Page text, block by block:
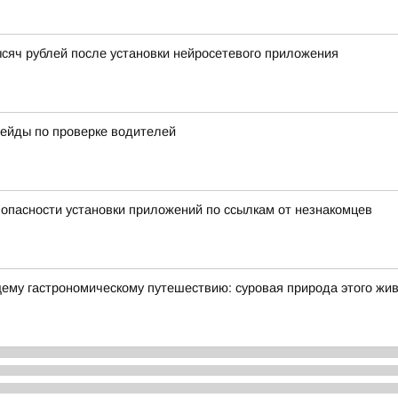
рублей после установки нейросетевого приложения
по проверке водителей
установки приложений по ссылкам от незнакомцев
гастрономическому путешествию: суровая природа этого